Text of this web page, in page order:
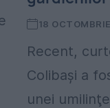
18
Recent,
Colibaşi a
unei